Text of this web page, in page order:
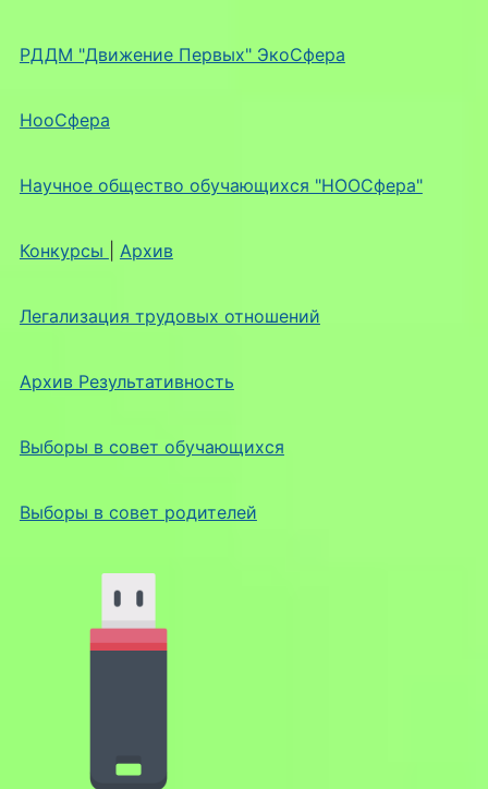
РДДМ "Движение Первых" ЭкоСфера
НооСфера
Научное общество обучающихся "НООСфера"
Конкурсы Архив
Легализация трудовых отношений
Архив Результативность
Выборы в совет обучающихся
Выборы в совет родителей